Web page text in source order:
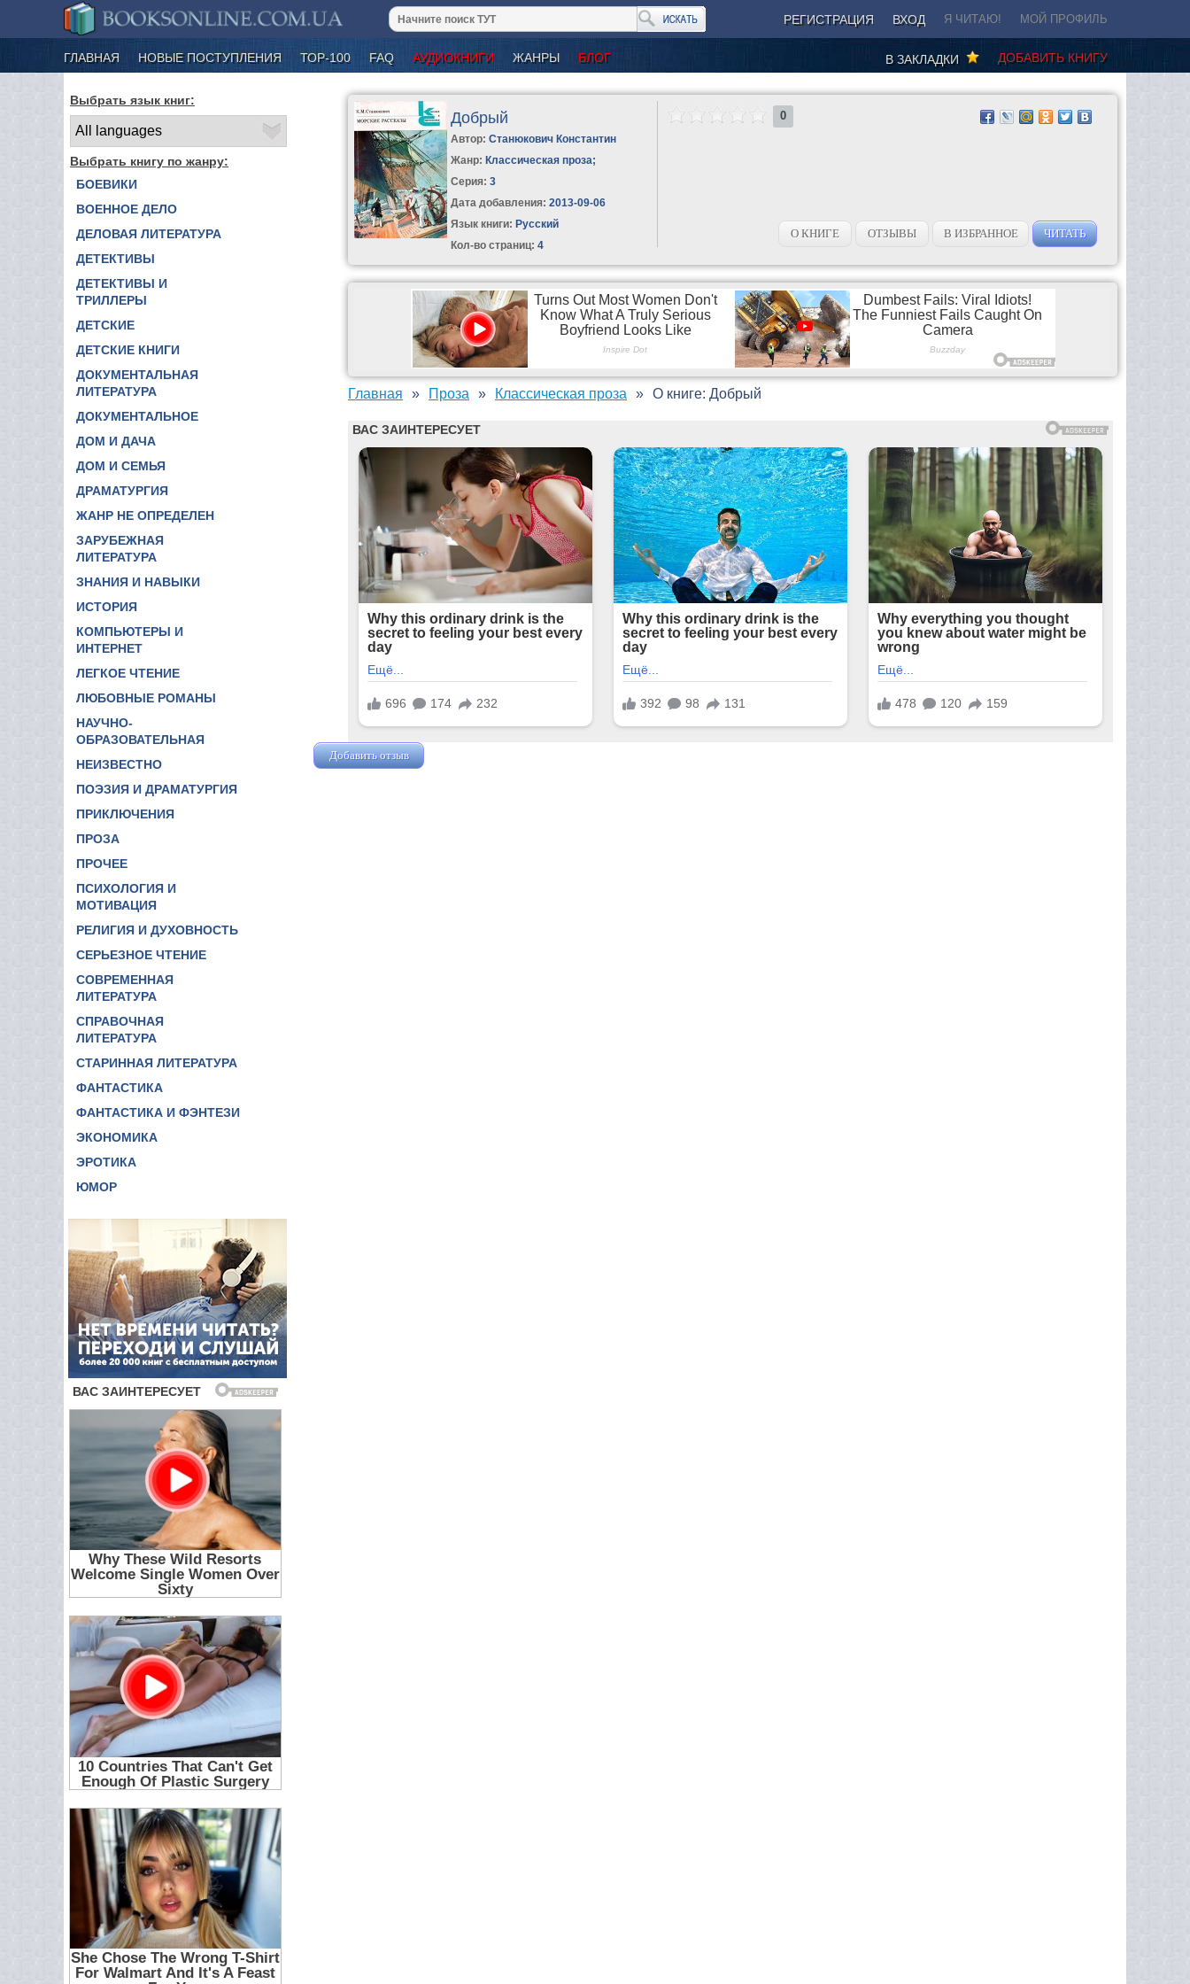
РЕГИСТРАЦИЯ ВХОД Я ЧИТАЮ! МОЙ ПРОФИЛЬ
ГЛАВНАЯ НОВЫЕ ПОСТУПЛЕНИЯ ТОР-100 FAQ АУДИОКНИГИ ЖАНРЫ БЛОГ ДОБАВИТЬ КНИГУ
В ЗАКЛАДКИ
Выбрать язык книг:
Выбрать книгу по жанру:
БОЕВИКИ
ВОЕННОЕ ДЕЛО
ДЕЛОВАЯ ЛИТЕРАТУРА
ДЕТЕКТИВЫ
ДЕТЕКТИВЫ И
ТРИЛЛЕРЫ
ДЕТСКИЕ
ДЕТСКИЕ КНИГИ
ДОКУМЕНТАЛЬНАЯ
ЛИТЕРАТУРА
ДОКУМЕНТАЛЬНОЕ
ДОМ И ДАЧА
ДОМ И СЕМЬЯ
ДРАМАТУРГИЯ
ЖАНР НЕ ОПРЕДЕЛЕН
ЗАРУБЕЖНАЯ
ЛИТЕРАТУРА
ЗНАНИЯ И НАВЫКИ
ИСТОРИЯ
КОМПЬЮТЕРЫ И
ИНТЕРНЕТ
ЛЕГКОЕ ЧТЕНИЕ
ЛЮБОВНЫЕ РОМАНЫ
НАУЧНО-
ОБРАЗОВАТЕЛЬНАЯ
НЕИЗВЕСТНО
ПОЭЗИЯ И ДРАМАТУРГИЯ
ПРИКЛЮЧЕНИЯ
ПРОЗА
ПРОЧЕЕ
ПСИХОЛОГИЯ И
МОТИВАЦИЯ
РЕЛИГИЯ И ДУХОВНОСТЬ
СЕРЬЕЗНОЕ ЧТЕНИЕ
СОВРЕМЕННАЯ
ЛИТЕРАТУРА
СПРАВОЧНАЯ
ЛИТЕРАТУРА
СТАРИННАЯ ЛИТЕРАТУРА
ФАНТАСТИКА
ФАНТАСТИКА И ФЭНТЕЗИ
ЭКОНОМИКА
ЭРОТИКА
ЮМОР
Добрый
Автор:Станюкович Константин
Жанр: Классическая проза;
Серия:3
Дата добавления: 2013-09-06
Язык книги: Русский
Кол-во страниц: 4
0
О КНИГЕ ОТЗЫВЫ В ИЗБРАННОЕ ЧИТАТЬ
Главная Проза Классическая проза О книге: Добрый
Добавить отзыв